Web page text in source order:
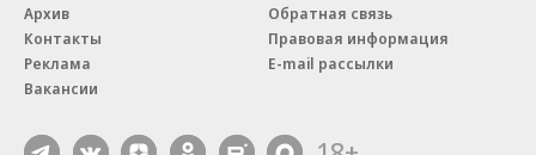
Архив
Контакты
Реклама
Вакансии
Обратная связь
Правовая информация
E-mail рассылки